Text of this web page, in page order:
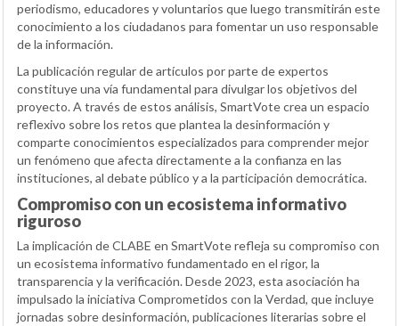
periodismo, educadores y voluntarios que luego transmitirán este
conocimiento a los ciudadanos para fomentar un uso responsable
de la información.
La publicación regular de artículos por parte de expertos
constituye una vía fundamental para divulgar los objetivos del
proyecto. A través de estos análisis, SmartVote crea un espacio
reflexivo sobre los retos que plantea la desinformación y
comparte conocimientos especializados para comprender mejor
un fenómeno que afecta directamente a la confianza en las
instituciones, al debate público y a la participación democrática.
Compromiso con un ecosistema informativo
riguroso
La implicación de CLABE en SmartVote refleja su compromiso con
un ecosistema informativo fundamentado en el rigor, la
transparencia y la verificación. Desde 2023, esta asociación ha
impulsado la iniciativa Comprometidos con la Verdad, que incluye
jornadas sobre desinformación, publicaciones literarias sobre el